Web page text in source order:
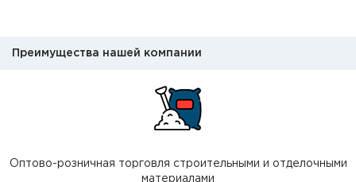
Преимущества нашей компании
Оптово-розничная торговля строительными и отделочными
материалами